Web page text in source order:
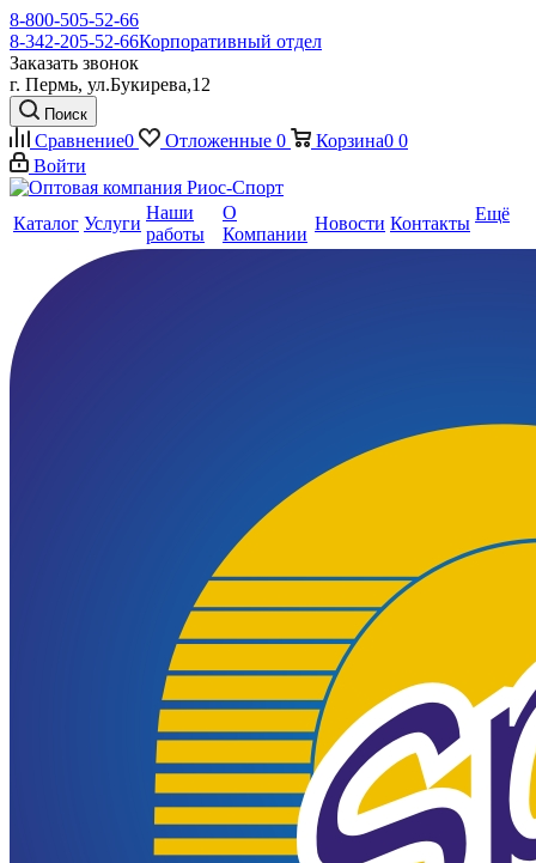
8-800-505-52-66
8-342-205-52-66Корпоративный отдел
Заказать звонок
г. Пермь, ул.Букирева,12
Поиск
Сравнение0 Отложенные 0 Корзина0 0
Войти
Каталог Услуги
Наши
работы
О
Компании
Новости Контакты Ещё